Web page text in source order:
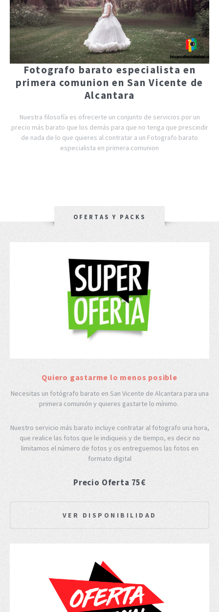
Fotografo barato especialista en
primera comunion en San Vicente de
Alcantara
Nuestra filosofía es ofrecerte un conjunto de servicios por un
precio más barato que los demás para que no tenga que prescindir
de nada de lo que quieres al contratar a un Fotografo barato
especialista en primera comunion
OFERTAS Y PACKS
Quiero gastarme lo menos posible
Necesitas un fotógrafo barato en San Vicente de Alcantara para una
primera comunión y quieres gastarte lo mínimo.
Nuestro servicio más barato incluye contratar al fotografo una hora,
que realice las fotos que le indiqueis y de tiempo, es decir no
limitamos el número de fotos y os entreguemos las fotos en
formato digital
Precio Oferta 75€
VER DISPONIBILIDAD